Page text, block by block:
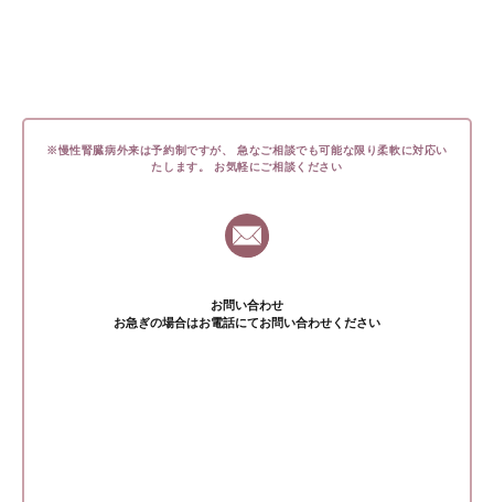
※慢性腎臓病外来は予約制ですが、
急なご相談でも可能な限り柔軟に対応い
たします。
お気軽にご相談ください
お問い合わせ
お急ぎの場合はお電話にてお問い合わせください